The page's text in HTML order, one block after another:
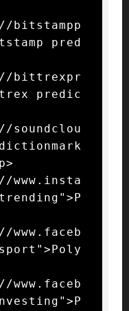
bitstampp
pred
bittrexpr
predic
soundclou
www.insta